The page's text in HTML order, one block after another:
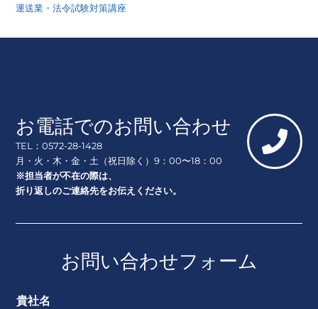
運送業・法令試験対策講座
お電話でのお問い合わせ
TEL：0572-28-1428
月・火・木・金・土（祝日除く）9：00〜18：00
※担当者が不在の際は、
折り返しのご連絡先をお伝えください。
お問い合わせフォーム
貴社名